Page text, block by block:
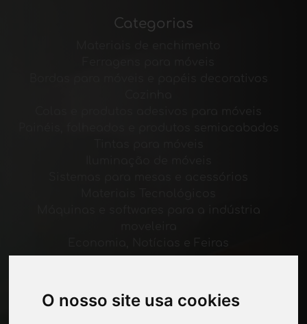
O nosso site usa cookies
Categorias
Quem nos somos